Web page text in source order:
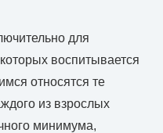
для
воспитывается
относятся те
из взрослых
минимума,